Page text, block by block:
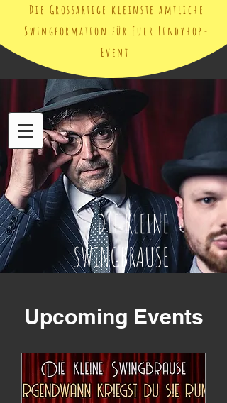
Die Grossartige kleinste amtliche
Swingformation für Euer Lindyhop-
Event
DIE KLEINE
SWINGBRAUSE
Upcoming Events